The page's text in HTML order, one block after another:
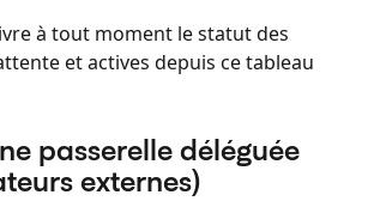
à tout moment le statut des
et actives depuis ce tableau
passerelle déléguée
externes)